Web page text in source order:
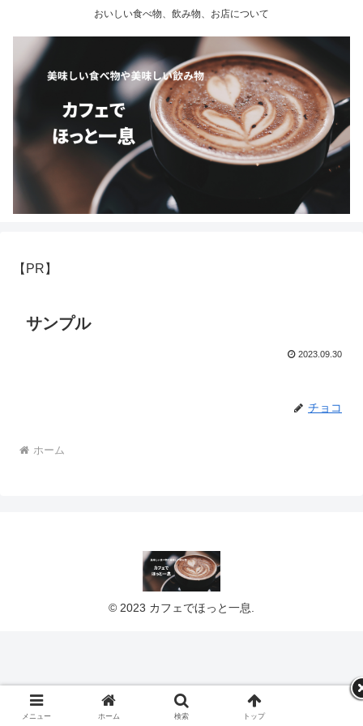
おいしい食べ物、飲み物、お店について
【PR】
サンプル
2023.09.30
チョコ
ホーム
© 2023 カフェでほっと一息.
メニュー ホーム 検索 トップ